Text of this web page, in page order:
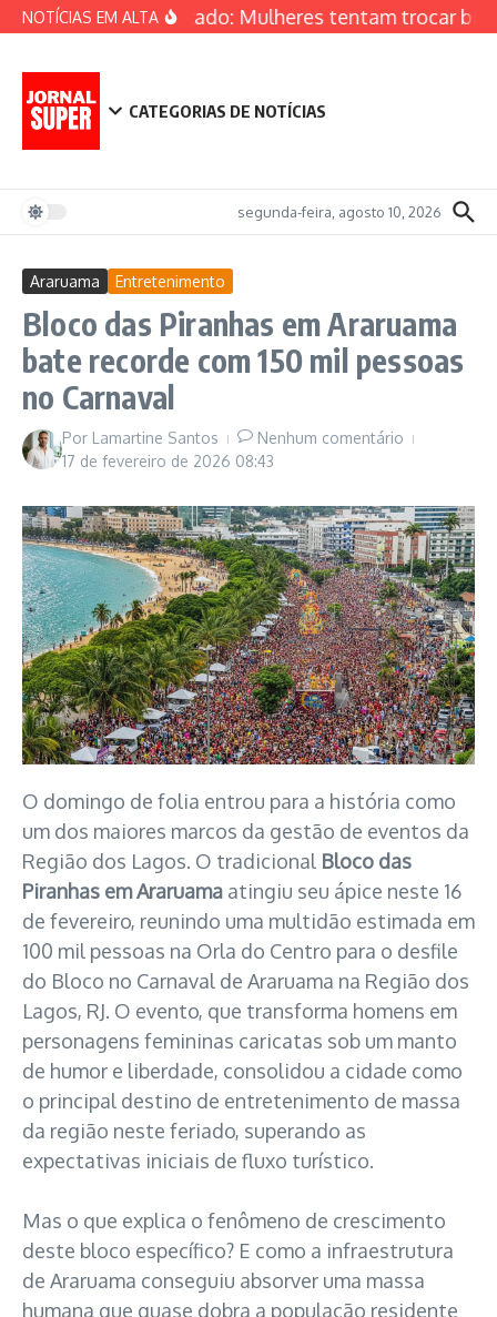
Ir para o conteúdo
NOTÍCIAS EM ALTAInusitado: Mulheres tentam trocar
CATEGORIAS DE NOTÍCIAS
segunda-feira, agosto 10, 2026
Araruama Entretenimento
Bloco das Piranhas em Araruama
bate recorde com 150 mil pessoas
no Carnaval
Por Lamartine Santos
Nenhum comentário
17 de fevereiro de 2026 08:43
O domingo de folia entrou para a história como
um dos maiores marcos da gestão de eventos da
Região dos Lagos. O tradicional Bloco das
Piranhas em Araruama atingiu seu ápice neste 16
de fevereiro, reunindo uma multidão estimada em
100 mil pessoas na Orla do Centro para o desfile
do Bloco no Carnaval de Araruama na Região dos
Lagos, RJ. O evento, que transforma homens em
personagens femininas caricatas sob um manto
de humor e liberdade, consolidou a cidade como
o principal destino de entretenimento de massa
da região neste feriado, superando as
expectativas iniciais de fluxo turístico.
Mas o que explica o fenômeno de crescimento
deste bloco específico? E como a infraestrutura
de Araruama conseguiu absorver uma massa
humana que quase dobra a população residente